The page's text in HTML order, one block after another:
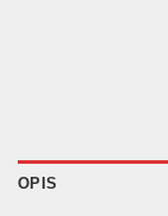
OPIS